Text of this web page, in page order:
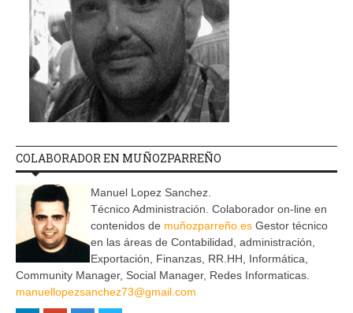
COLABORADOR EN MUÑOZPARREÑO
Manuel Lopez Sanchez.
Técnico Administración. Colaborador on-line en
contenidos de muñozparreño.es Gestor técnico
en las áreas de Contabilidad, administración,
Exportación, Finanzas, RR.HH, Informática,
Community Manager, Social Manager, Redes Informaticas.
manuellopezsanchez73@gmail.com